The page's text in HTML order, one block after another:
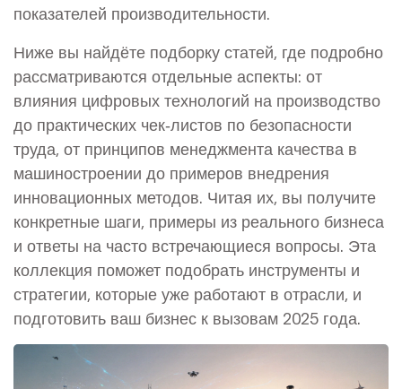
показателей производительности.
Ниже вы найдёте подборку статей, где подробно
рассматриваются отдельные аспекты: от
влияния цифровых технологий на производство
до практических чек‑листов по безопасности
труда, от принципов менеджмента качества в
машиностроении до примеров внедрения
инновационных методов. Читая их, вы получите
конкретные шаги, примеры из реального бизнеса
и ответы на часто встречающиеся вопросы. Эта
коллекция поможет подобрать инструменты и
стратегии, которые уже работают в отрасли, и
подготовить ваш бизнес к вызовам 2025 года.